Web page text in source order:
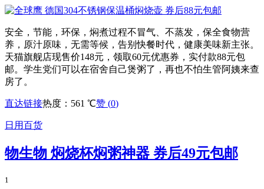
安全，节能，环保，焖煮过程不冒气、不蒸发，保全食物营
养，原汁原味，无需等候，告别快餐时代，健康美味新主张。
天猫旗舰店现售价148元，领取60元优惠券，实付款88元包
邮。学生党们可以在宿舍自己煲粥了，再也不怕生管阿姨来查
房了。
直达链接热度：561 ℃赞 (0)
日用百货
物生物 焖烧杯焖粥神器 券后49元包邮
1